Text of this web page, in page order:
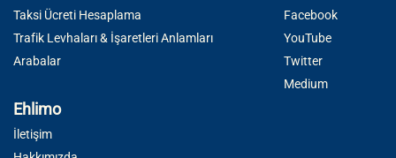
Taksi Ücreti Hesaplama
Trafik Levhaları & İşaretleri Anlamları
Arabalar
Facebook
YouTube
Twitter
Medium
Ehlimo
İletişim